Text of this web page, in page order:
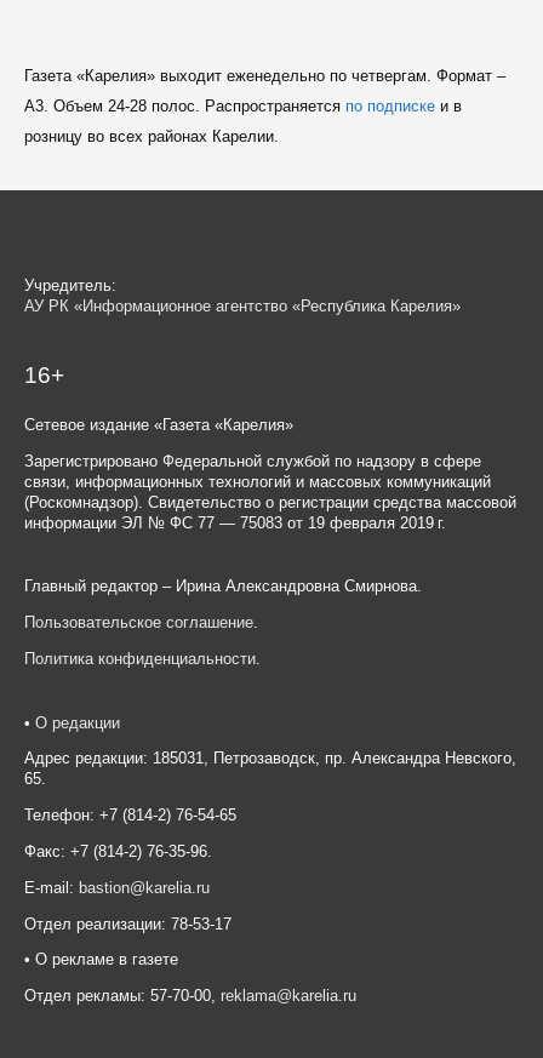
Газета «Карелия» выходит еженедельно по четвергам. Формат –
A3. Объем 24-28 полос. Распространяется по подпискеи в
розницу во всех районах Карелии.
Учредитель:
АУ РК «Информационное агентство «Республика Карелия»
16+
Сетевое издание «Газета «Карелия»
Зарегистрировано Федеральной службой по надзору в сфере
связи, информационных технологий и массовых коммуникаций
(Роскомнадзор). Свидетельство о регистрации средства массовой
информации ЭЛ № ФС 77 — 75083 от 19 февраля 2019 г.
Главный редактор – Ирина Александровна Смирнова.
Пользовательское соглашение.
Политика конфиденциальности
• О редакции
Адрес редакции: 185031, Петрозаводск, пр. Александра Невского,
65.
Телефон: +7 (814-2) 76-54-65
Факс: +7 (814-2) 76-35-96.
E-mail: bastion@karelia.ru
Отдел реализации: 78-53-17
• О рекламе в газете
Отдел рекламы: 57-70-00, reklama@karelia.ru